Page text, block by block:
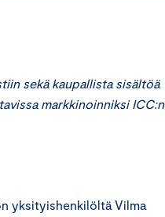
sekä kaupallista sisältöä
markkinoinniksi ICC:n
yksityishenkilöltä Vilma